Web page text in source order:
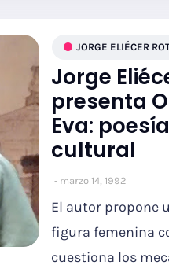
JORGE ELIÉCER
Jorge
presenta
Eva:
cultural
marzo 14, 1992
El autor propone
figura femenina
cuestiona los